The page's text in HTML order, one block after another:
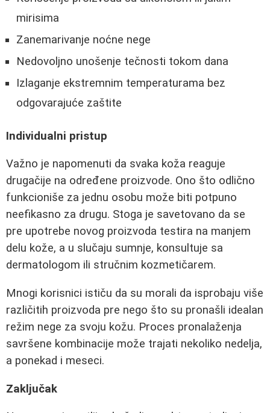
mirisima
Zanemarivanje noćne nege
Nedovoljno unošenje tečnosti tokom dana
Izlaganje ekstremnim temperaturama bez
odgovarajuće zaštite
Individualni pristup
Važno je napomenuti da svaka koža reaguje
drugačije na određene proizvode. Ono što odlično
funkcioniše za jednu osobu može biti potpuno
neefikasno za drugu. Stoga je savetovano da se
pre upotrebe novog proizvoda testira na manjem
delu kože, a u slučaju sumnje, konsultuje sa
dermatologom ili stručnim kozmetičarem.
Mnogi korisnici ističu da su morali da isprobaju više
različitih proizvoda pre nego što su pronašli idealan
režim nege za svoju kožu. Proces pronalaženja
savršene kombinacije može trajati nekoliko nedelja,
a ponekad i meseci.
Zaključak